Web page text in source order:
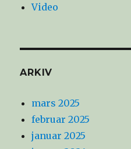
Video
ARKIV
mars 2025
februar 2025
januar 2025